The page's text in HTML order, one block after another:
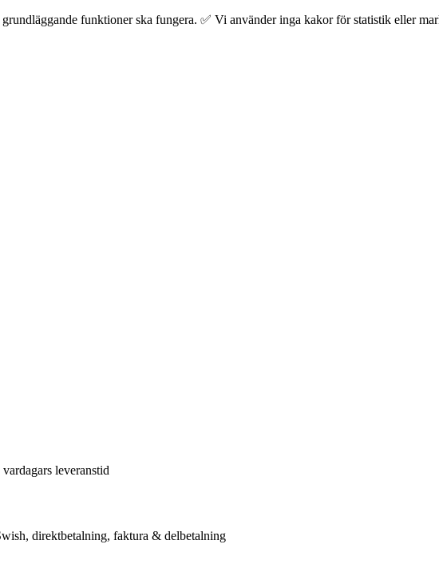
funktioner ska fungera. ✅ Vi använder inga kakor för statistik eller
leveranstid
direktbetalning, faktura & delbetalning